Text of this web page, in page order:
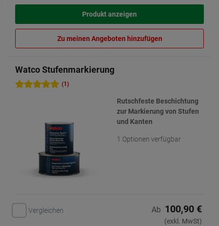
Produkt anzeigen
Zu meinen Angeboten hinzufügen
Watco Stufenmarkierung
(1)
Rutschfeste Beschichtung
zur Markierung von Stufen
und Kanten
1 Optionen verfügbar
Vergleichen Ab 100,90 €
(exkl. MwSt)